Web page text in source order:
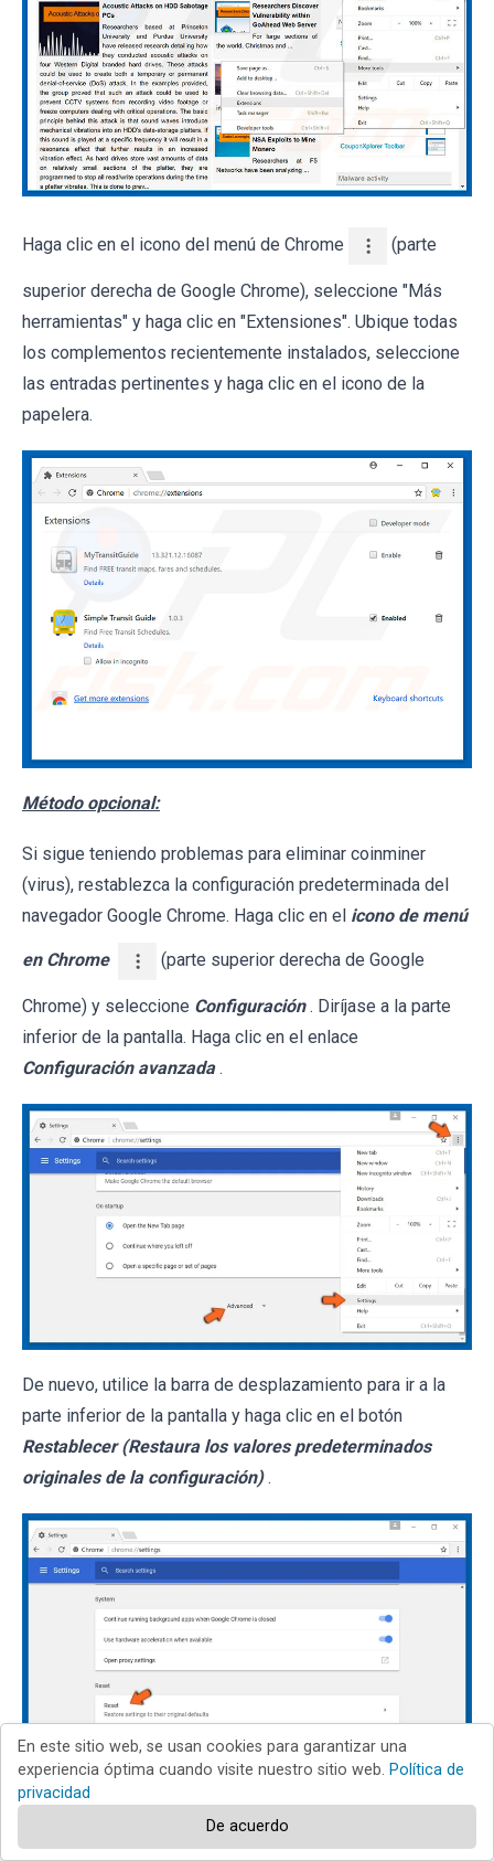
Haga clic en el icono del menú de Chrome (parte
superior derecha de Google Chrome), seleccione "Más
herramientas" y haga clic en "Extensiones". Ubique todas
los complementos recientemente instalados, seleccione
las entradas pertinentes y haga clic en el icono de la
papelera.
Método opcional:
Si sigue teniendo problemas para eliminar coinminer
(virus), restablezca la configuración predeterminada del
navegador Google Chrome. Haga clic en el icono de menú
en Chrome (parte superior derecha de Google
Chrome) y seleccione Configuración . Diríjase a la parte
inferior de la pantalla. Haga clic en el enlace
Configuración avanzada .
De nuevo, utilice la barra de desplazamiento para ir a la
parte inferior de la pantalla y haga clic en el botón
Restablecer (Restaura los valores predeterminados
originales de la configuración) .
En la nueva ventana, confirme que quiere restablecer la
configuración predeterminada de Google Chrome haciendo
clic en el botónRestablecer .
En este sitio web, se usan cookies para garantizar una
experiencia óptima cuando visite nuestro sitio web. Política de
privacidad
De acuerdo